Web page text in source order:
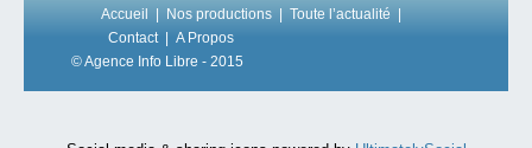
Accueil Nos productions
Toute l’actualité
Contact
A Propos
© Agence Info Libre - 2015